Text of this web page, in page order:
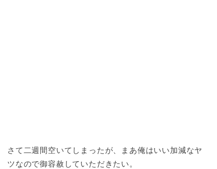
さて二週間空いてしまったが、まあ俺はいい加減なヤ
ツなので御容赦していただきたい。